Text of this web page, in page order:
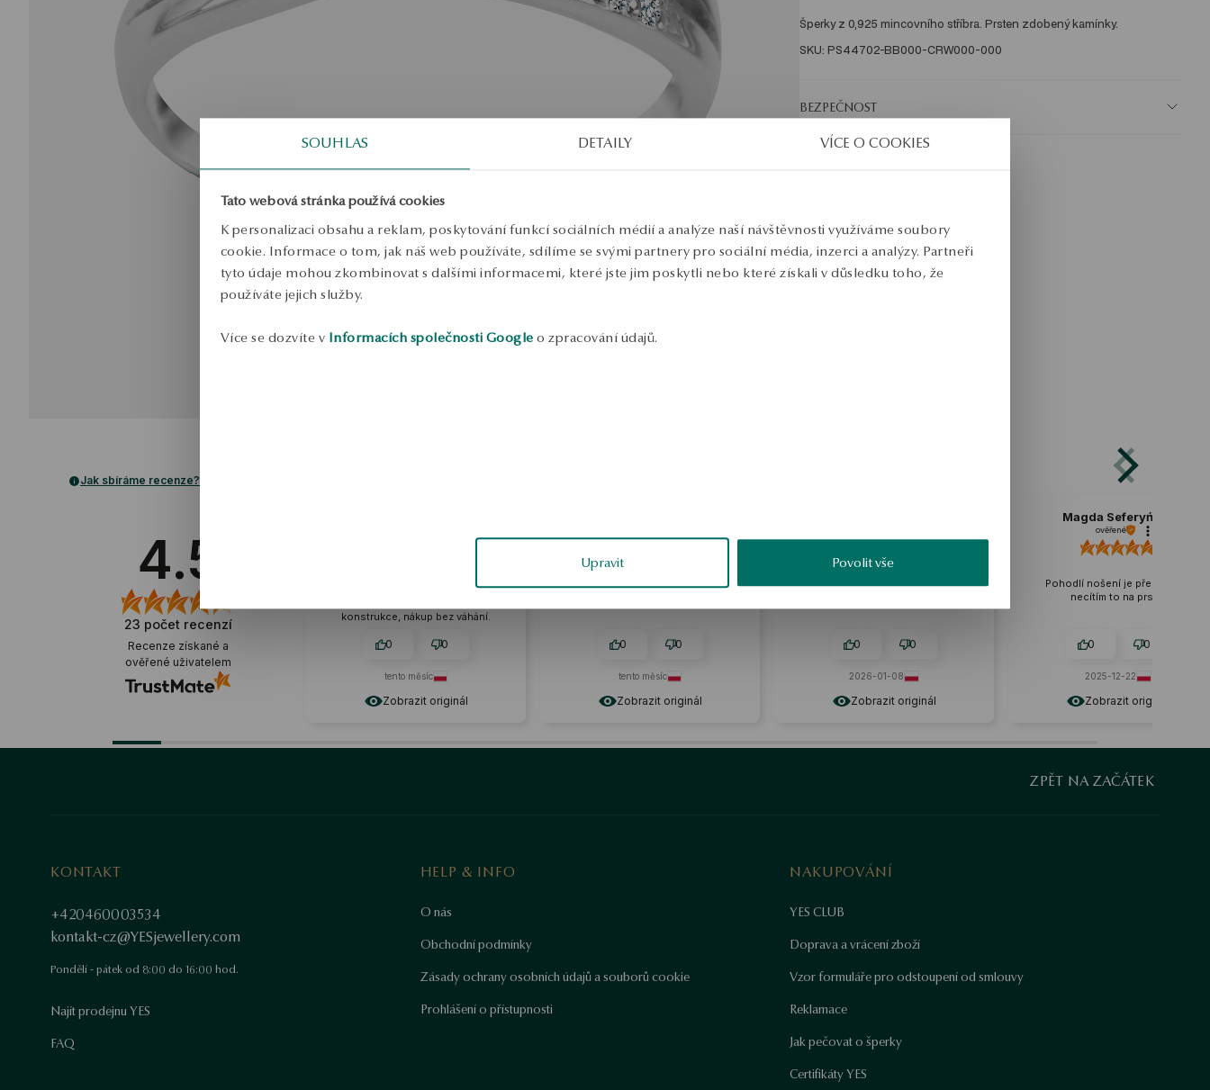
SOUHLAS DETAILY VÍCE O COOKIES
Tato webová stránka používá cookies
K personalizaci obsahu a reklam, poskytování funkcí sociálních médií a analýze naší návštěvnosti využíváme soubory
cookie. Informace o tom, jak náš web používáte, sdílíme se svými partnery pro sociální média, inzerci a analýzy. Partneři
tyto údaje mohou zkombinovat s dalšími informacemi, které jste jim poskytli nebo které získali v důsledku toho, že
používáte jejich služby.
Více se dozvíte v Informacích společnosti Google o zpracování údajů.
Upravit Povolit vše
Šperky z 0,925 mincovního stříbra. Prsten zdobený kamínky.
SKU: PS44702-BB000-CRW000-000
BEZPEČNOST
Jak sbíráme recenze?
4.5
23 počet recenzí
Recenze získané a
ověřené uživatelem
Zobrazit originál
konstrukce, nákup bez váhání.
Zobrazit originál
má na sobě něco, co přitahuje
Zobrazit originál
propagovat, protože vypadl už po
Zobrazit originál
Magda Seferyńska
Pohodlí nošení je překvapivé,
necítím to na prstu.
ZPĚT NA ZAČÁTEK
KONTAKT
+420460003534
kontakt-cz@YESjewellery.com
Pondělí - pátek od 8:00 do 16:00 hod.
Najít prodejnu YES
FAQ
HELP & INFO
O nás
Obchodní podmínky
Zásady ochrany osobních údajů a souborů cookie
Prohlášení o přístupnosti
NAKUPOVÁNÍ
YES CLUB
Doprava a vrácení zboží
Vzor formuláře pro odstoupení od smlouvy
Reklamace
Jak pečovat o šperky
Certifikáty YES